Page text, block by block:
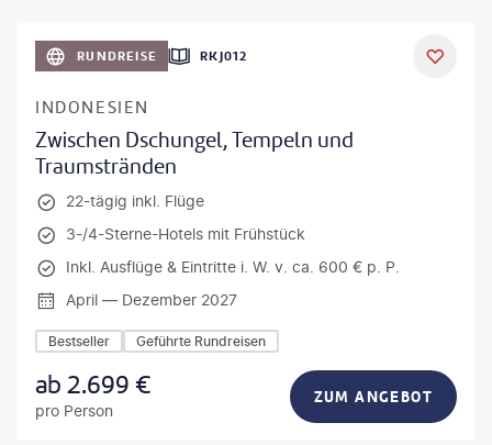
RUNDREISE RKJ012
INDONESIEN
Zwischen Dschungel, Tempeln und
Traumstränden
22-tägig inkl. Flüge
3-/4-Sterne-Hotels mit Frühstück
Inkl. Ausflüge & Eintritte i. W. v. ca. 600 € p. P.
April — Dezember 2027
Bestseller Geführte Rundreisen
ab2.699 €
pro Person
ZUM ANGEBOT